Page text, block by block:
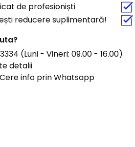
de profesioniști
reducere suplimentară!
(Luni - Vineri: 09.00 - 16.00)
detalii
info prin Whatsapp